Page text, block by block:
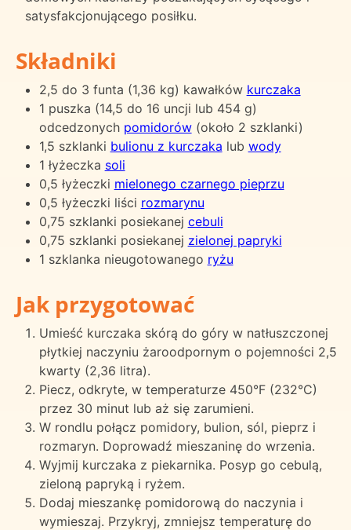
satysfakcjonującego posiłku.
Składniki
2,5 do 3 funta (1,36 kg) kawałków kurczaka
1 puszka (14,5 do 16 uncji lub 454 g)
odcedzonych pomidorów(około 2 szklanki)
1,5 szklanki bulionu z kurczaka lub wody
1 łyżeczka soli
0,5 łyżeczki mielonego czarnego pieprzu
0,5 łyżeczki liści rozmarynu
0,75 szklanki posiekanej cebuli
0,75 szklanki posiekanej zielonej papryki
1 szklanka nieugotowanego ryżu
Jak przygotować
Umieść kurczaka skórą do góry w natłuszczonej
płytkiej naczyniu żaroodpornym o pojemności 2,5
kwarty (2,36 litra).
Piecz, odkryte, w temperaturze 450°F (232°C)
przez 30 minut lub aż się zarumieni.
W rondlu połącz pomidory, bulion, sól, pieprz i
rozmaryn. Doprowadź mieszaninę do wrzenia.
Wyjmij kurczaka z piekarnika. Posyp go cebulą,
zieloną papryką i ryżem.
Dodaj mieszankę pomidorową do naczynia i
wymieszaj. Przykryj, zmniejsz temperaturę do